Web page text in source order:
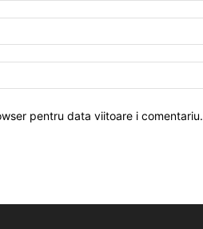
pentru data viitoare i comentariu.